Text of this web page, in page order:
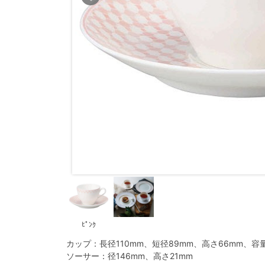
ﾋﾟﾝｸ
カップ：長径110mm、短径89mm、高さ66mm、容
ソーサー：径146mm、高さ21mm